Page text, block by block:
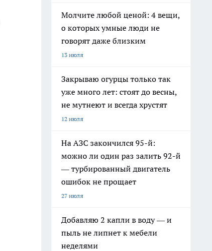
Молчите любой ценой: 4 вещи,
о которых умные люди не
говорят даже близким
13 июля
Закрываю огурцы только так
уже много лет: стоят до весны,
не мутнеют и всегда хрустят
12 июля
На АЗС закончился 95-й:
можно ли один раз залить 92-й
— турбированный двигатель
ошибок не прощает
27 июля
Добавляю 2 капли в воду — и
пыль не липнет к мебели
неделями